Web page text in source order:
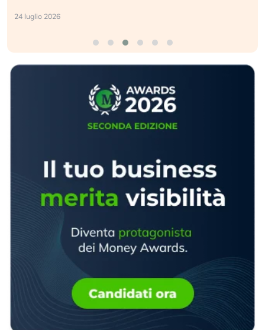
24 luglio 2026